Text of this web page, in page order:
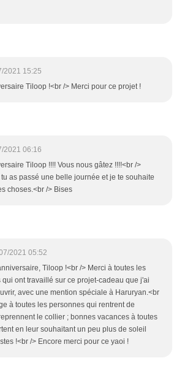
2021 15:25
Tiloop !<br /> Merci pour ce projet !
2021 06:16
Tiloop !!!! Vous nous gâtez !!!!<br />
as passé une belle journée et je te souhaite
choses.<br /> Bises
2021 05:52
Tiloop !<br /> Merci à toutes les
qui ont travaillé sur ce projet-cadeau que j'ai
avec une mention spéciale à Haruryan.<br
à toutes les personnes qui rentrent de
le collier ; bonnes vacances à toutes
en leur souhaitant un peu plus de soleil
!<br /> Encore merci pour ce yaoi !